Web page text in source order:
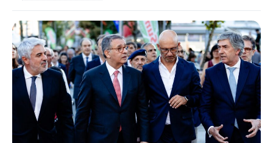
https://www.ruadireita.pt/wp-
content/uploads/2026/08/fsm-
4-800x600.jpg